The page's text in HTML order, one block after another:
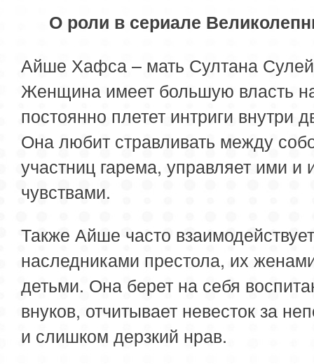
О роли в сериале
Айше Хафса – мать Султана
Женщина имеет большую власть
постоянно плетет интриги внутри
Она любит стравливать между
участниц гарема, управляет ими и
чувствами.
Также Айше часто
наследниками престола, их
детьми. Она берет на себя
внуков, отчитывает невесток за
и слишком дерзкий нрав.